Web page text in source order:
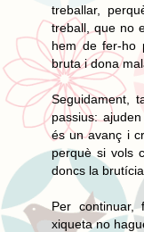
treballar,
treball, que no
hem de fer-ho
bruta i dona
Seguidament,
passius:
és un avanç i
perquè si vols
doncs la
Per
xiqueta no